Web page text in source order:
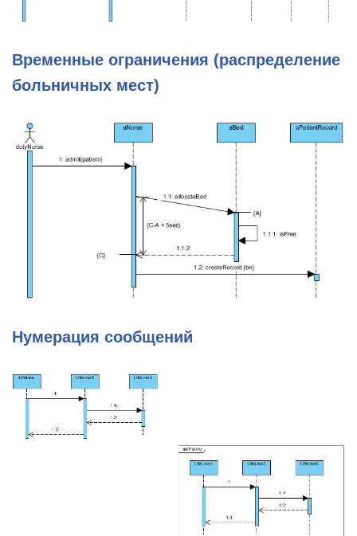
Временные ограничения (распределение
больничных мест)
Нумерация сообщений